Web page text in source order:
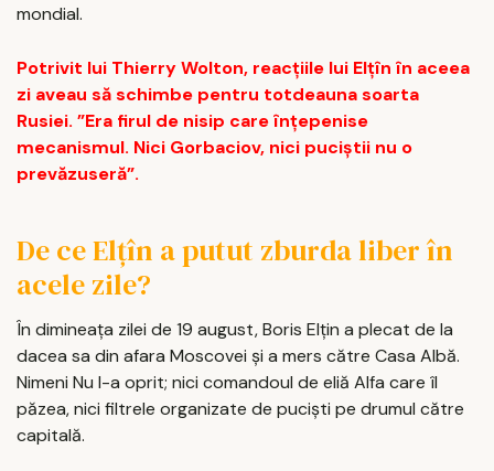
mondial.
Potrivit lui Thierry Wolton, reacțiile lui Elțîn în aceea
zi aveau să schimbe pentru totdeauna soarta
Rusiei. ”Era firul de nisip care înțepenise
mecanismul. Nici Gorbaciov, nici puciștii nu o
prevăzuseră”.
De ce Elțîn a putut zburda liber în
acele zile?
În dimineața zilei de 19 august, Boris Elțin a plecat de la
dacea sa din afara Moscovei și a mers către Casa Albă.
Nimeni Nu l-a oprit; nici comandoul de eliă Alfa care îl
păzea, nici filtrele organizate de puciști pe drumul către
capitală.